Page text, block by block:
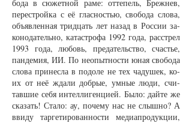
бо­да в сю­жет­ной ра­ме: от­те­пель, Бреж­нев,
пе­ре­ст­рой­ка с её глас­ностью, сво­бо­да сло­ва,
объ­яв­лен­ная трид­цать лет на­зад в Рос­сии за­
ко­но­да­тель­но, ка­та­стро­фа 1992 го­да, рас­стрел
1993 го­да, лю­бовь, пре­да­тельст­во, счастье,
пан­де­мия, ИИ. По не­опыт­нос­ти юная сво­бо­да
сло­ва при­нес­ла в по­до­ле не тех ча­ду­шек, ко­
их от неё жда­ли добрые, ум­ные лю­ди, счи­
тав­шие се­бя ин­тел­ли­ген­ци­ей. Бы­ло: дай­те же
ска­зать! Ста­ло: ау, по­че­му нас не слыш­но? А
вви­ду тар­ге­ти­ро­ван­нос­ти ме­диа­про­дук­ции,